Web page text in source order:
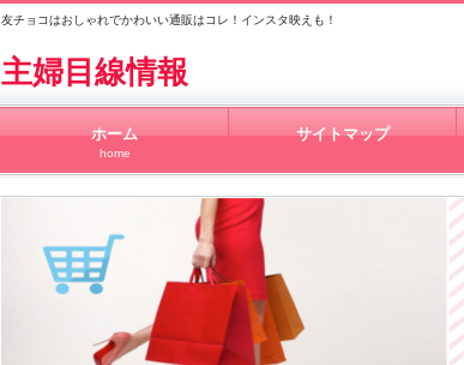
友チョコはおしゃれでかわいい通販はコレ！インスタ映えも！
主婦目線情報
ホーム
home
サイトマップ